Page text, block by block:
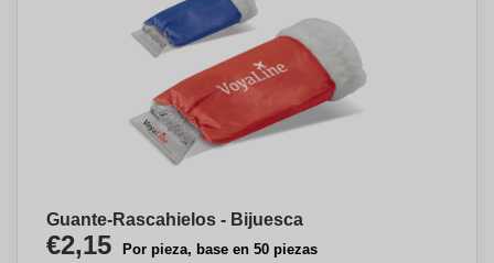
Guante-Rascahielos - Bijuesca
€2,15 Por pieza, base en 50 piezas